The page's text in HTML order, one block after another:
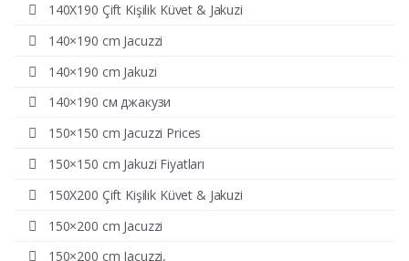
140X190 Çift Kişilik Küvet & Jakuzi
140×190 cm Jacuzzi
140×190 cm Jakuzi
140×190 см джакузи
150×150 cm Jacuzzi Prices
150×150 cm Jakuzi Fiyatları
150X200 Çift Kişilik Küvet & Jakuzi
150×200 cm Jacuzzi
150×200 cm Jacuzzi,